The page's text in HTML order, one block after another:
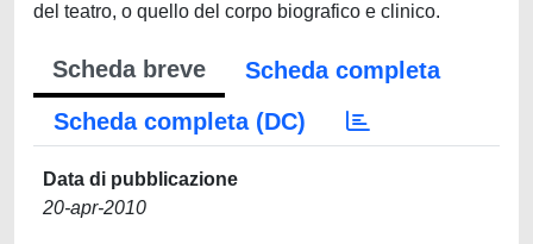
del teatro, o quello del corpo biografico e clinico.
Scheda breve
Scheda completa
Scheda completa (DC)
Data di pubblicazione
20-apr-2010